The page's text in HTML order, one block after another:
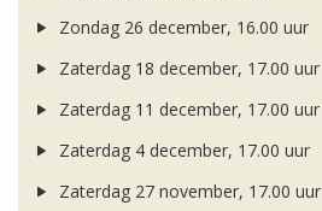
Zondag 26 december, 16.00 uur
Zaterdag 18 december, 17.00 uur
Zaterdag 11 december, 17.00 uur
Zaterdag 4 december, 17.00 uur
Zaterdag 27 november, 17.00 uur